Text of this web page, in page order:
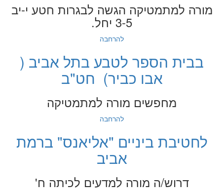
מורה למתמטיקה הגשה לבגרות חטע י-יב
3-5 יחל.
להרחבה
בבית הספר לטבע בתל אביב (
אבו כביר) חט"ב
מחפשים מורה למתמטיקה
להרחבה
לחטיבת ביניים "אליאנס" ברמת
אביב
דרוש/ה מורה למדעים לכיתה ח'